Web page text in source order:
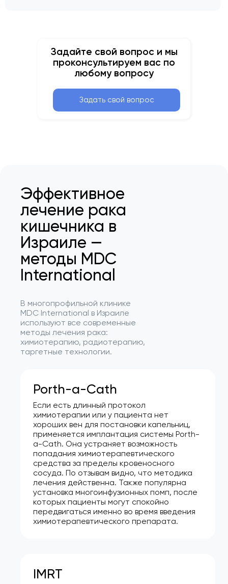
Задайте свой вопрос и мы
проконсультируем вас по
любому вопросу
Задать свой вопрос
Эффективное
лечение рака
кишечника в
Израиле —
методы MDC
International
В многопрофильной клинике
MDC International в Израиле
используют все современные
методы лечения рака:
химиотерапию, радиотерапию,
таргетные технологии.
Porth-a-Cath
Если есть длинный протокол
химиотерапии или у пациента нет
хороших вен для постановки капельниц,
применяется имплантация системы Porth-
a-Cath. Она устраняет возможность
попадания химиотерапевтического
средства за пределы кровеносного
сосуда. По отзывам видно, что методика
лечения действенна. Также популярна
установка многоинфузионных помп, после
которых пациенты могут спокойно
передвигаться именно во время введения
химиотерапевтического препарата.
IMRT